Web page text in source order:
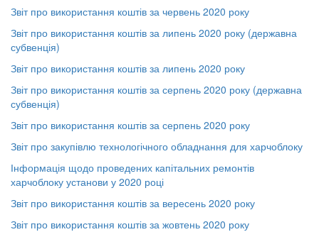
Звіт про використання коштів за червень 2020 року
Звіт про використання коштів за липень 2020 року (державна
субвенція)
Звіт про використання коштів за липень 2020 року
Звіт про використання коштів за серпень 2020 року (державна
субвенція)
Звіт про використання коштів за серпень 2020 року
Звіт про закупівлю технологічного обладнання для харчоблоку
Інформація щодо проведених капітальних ремонтів
харчоблоку установи у 2020 році
Звіт про використання коштів за вересень 2020 року
Звіт про використання коштів за жовтень 2020 року